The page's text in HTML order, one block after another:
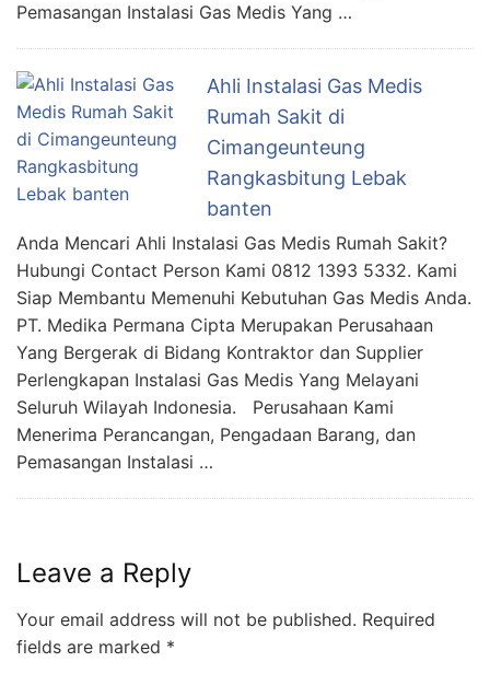
Pemasangan Instalasi Gas Medis Yang …
Ahli Instalasi Gas Medis
Rumah Sakit di
Cimangeunteung
Rangkasbitung Lebak
banten
Anda Mencari Ahli Instalasi Gas Medis Rumah Sakit?
Hubungi Contact Person Kami 0812 1393 5332. Kami
Siap Membantu Memenuhi Kebutuhan Gas Medis Anda.
PT. Medika Permana Cipta Merupakan Perusahaan
Yang Bergerak di Bidang Kontraktor dan Supplier
Perlengkapan Instalasi Gas Medis Yang Melayani
Seluruh Wilayah Indonesia. Perusahaan Kami
Menerima Perancangan, Pengadaan Barang, dan
Pemasangan Instalasi …
Leave a Reply
Your email address will not be published. Required
fields are marked *